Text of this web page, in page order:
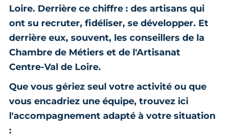
Loire. Derrière ce chiffre : des artisans qui
ont su recruter, fidéliser, se développer. Et
derrière eux, souvent, les conseillers de la
Chambre de Métiers et de l'Artisanat
Centre-Val de Loire.
Que vous gériez seul votre activité ou que
vous encadriez une équipe, trouvez ici
l'accompagnement adapté à votre situation
: